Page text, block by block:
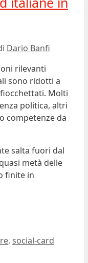
Dario Banfi
rilevanti
sono ridotti a
Molti
politica, altri
competenze da
salta fuori dal
metà delle
finite in
, social-card